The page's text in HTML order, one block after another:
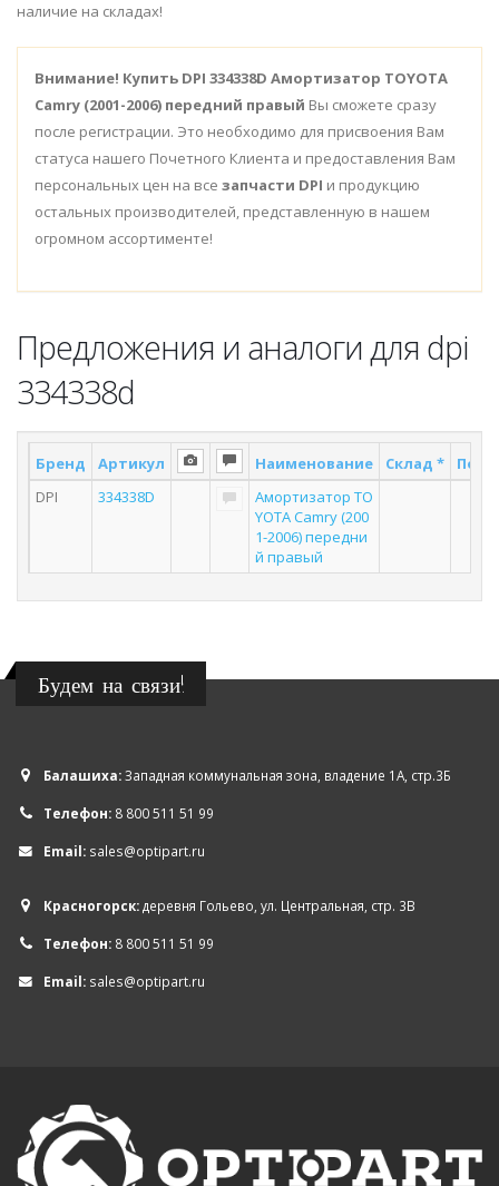
наличие на складах!
Внимание! Купить DPI 334338D Амортизатор TOYOTA
Camry (2001-2006) передний правый Вы сможете сразу
после регистрации. Это необходимо для присвоения Вам
статуса нашего Почетного Клиента и предоставления Вам
персональных цен на все запчасти DPI и продукцию
остальных производителей, представленную в нашем
огромном ассортименте!
Предложения и аналоги для dpi
334338d
Бренд Артикул Наименование Склад *
DPI
334338D
Амортизатор TO
YOTA Camry (200
1-2006) передни
й правый
Будем на связи!
Балашиха:Западная коммунальная зона, владение 1А, стр.3Б
Телефон: 8 800 511 51 99
Email: sales@optipart.ru
Красногорск:деревня Гольево, ул. Центральная, стр. 3В
Телефон: 8 800 511 51 99
Email: sales@optipart.ru